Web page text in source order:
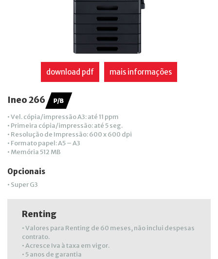
download pdf mais informações
Ineo 266
• Vel. cópia/impressão A3: até 11 ppm
• Primeira cópia/impressão: até 5 seg.
• Resolução de Impressão: 600 x 600 dpi
• Formato papel: A5 – A3
• Memória 512 MB
Opcionais
• Super G3
Renting
• Valores para Renting de 60 meses, não inclui despesas
contrato.
• Acresce Iva à taxa em vigor.
• 5 anos de garantia